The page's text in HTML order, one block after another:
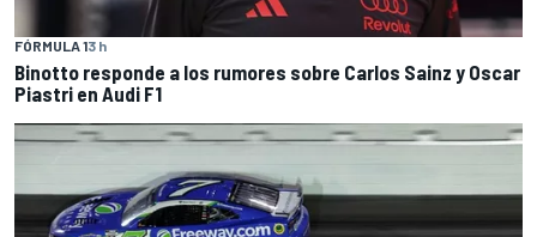
FÓRMULA 13 h
Binotto responde a los rumores sobre Carlos Sainz y Oscar
Piastri en Audi F1